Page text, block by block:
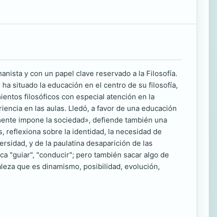
y con un papel clave reservado a la Filosofía.
situado la educación en el centro de su filosofía,
filosóficos con especial atención en la
en las aulas. Lledó, a favor de una educación
impone la sociedad», defiende también una
sobre la identidad, la necesidad de
y de la paulatina desaparición de las
"guiar", "conducir"; pero también sacar algo de
que es dinamismo, posibilidad, evolución,